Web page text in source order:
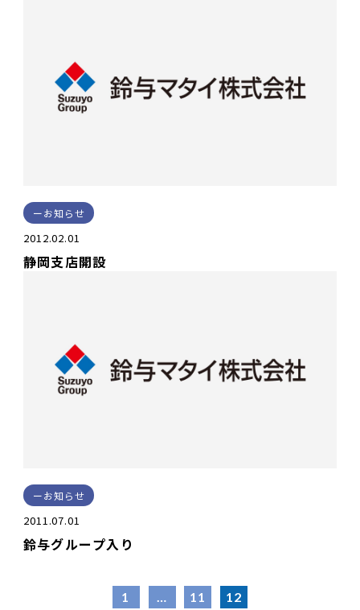
お知らせ
2012.02.01
静岡支店開設
お知らせ
2011.07.01
鈴与グループ入り
1 … 11 12